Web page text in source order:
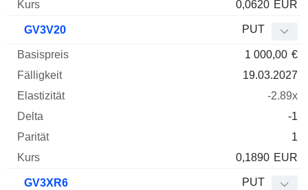
0,0620 EUR
GV3V20 PUT
1 000,00 €
19.03.2027
-2.89x
-1
1
0,1890 EUR
GV3XR6 PUT